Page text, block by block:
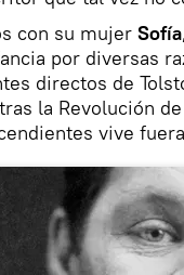
con su mujer Sofía
por diversas
directos de
la Revolución
vive